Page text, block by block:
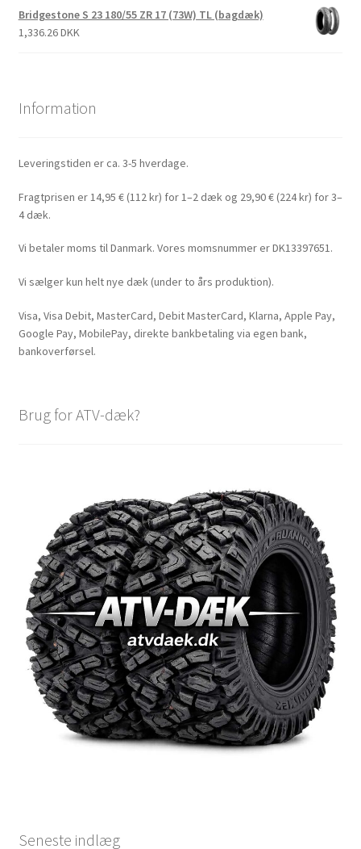
Bridgestone S 23 180/55 ZR 17 (73W) TL (bagdæk)
1,336.26 DKK
Information
Leveringstiden er ca. 3-5 hverdage.
Fragtprisen er 14,95 € (112 kr) for 1–2 dæk og 29,90 € (224 kr) for 3–
4 dæk.
Vi betaler moms til Danmark. Vores momsnummer er DK13397651.
Vi sælger kun helt nye dæk (under to års produktion).
Visa, Visa Debit, MasterCard, Debit MasterCard, Klarna, Apple Pay,
Google Pay, MobilePay, direkte bankbetaling via egen bank,
bankoverførsel.
Brug for ATV-dæk?
Seneste indlæg